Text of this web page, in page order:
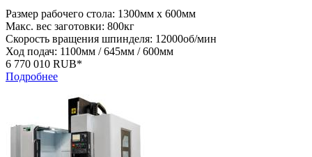
Размер рабочего стола: 1300мм x 600мм
Макс. вес заготовки: 800кг
Скорость вращения шпинделя: 12000об/мин
Ход подач: 1100мм / 645мм / 600мм
6 770 010 RUB*
Подробнее